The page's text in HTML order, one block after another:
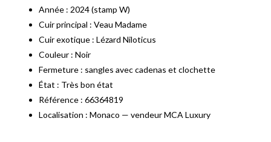
Année : 2024 (stamp W)
Cuir principal : Veau Madame
Cuir exotique : Lézard Niloticus
Couleur : Noir
Fermeture : sangles avec cadenas et clochette
État : Très bon état
Référence : 66364819
Localisation : Monaco — vendeur MCA Luxury